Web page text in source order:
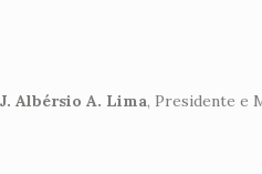
Albérsio A. Lima, Presidente e